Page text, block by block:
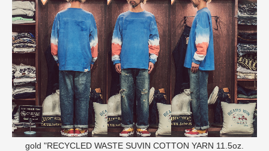
gold "RECYCLED WASTE SUVIN COTTON YARN 11.5oz.